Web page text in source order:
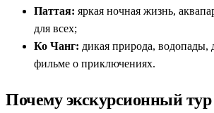
Паттая: яркая ночная жизнь,
для всех;
Ко Чанг: дикая природа, водопады,
фильме о приключениях.
Почему экскурсионный